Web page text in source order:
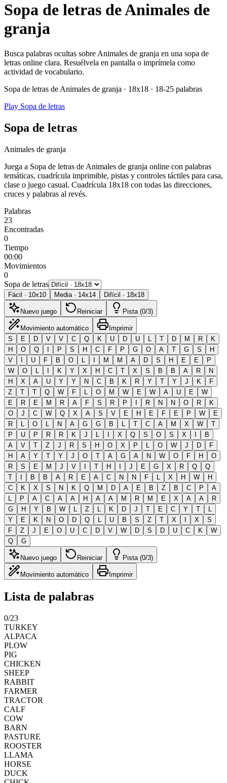
Sopa de letras de Animales de
granja
Busca palabras ocultas sobre Animales de granja en una sopa de
letras online clara. Resuélvela en pantalla o imprímela como
actividad de vocabulario.
Sopa de letras de Animales de granja · 18x18 · 18-25 palabras
Play Sopa de letras
Sopa de letras
Animales de granja
Juega a Sopa de letras de Animales de granja online con palabras
temáticas, cuadrícula imprimible, pistas y controles táctiles para casa,
clase o juego casual. Cuadrícula 18x18 con todas las direcciones,
cruces y palabras al revés.
Palabras
23
Encontradas
0
Tiempo
00:00
Movimientos
0
Sopa de letras
Fácil · 10x10 Media · 14x14 Difícil · 18x18
Nuevo juego Reiniciar Pista (0/3)
Movimiento automático
Imprimir
S
E D V V C Q K U D U L T D M R
K
H
O Q I P S H C F P G O A T G S
H
V
I U F B O L I M M A D S H E E
P
W
O L I K Y X H C T X S B B A R
N
H
X A U Y Y N C B K R Y T Y J K
F
Z
T T Q W F L O M W E W A U E
W
E
R E M R A F S R P I R N N O R
K
O
J C W Q X A S V E H E F E P W
E
R
L O L N A G G B L T C A M X W
T
P
U P R R K J L I X Q S O S X I
B
A
V T Z J R S H O X P L O W J D
F
H
A Y T Y J O T A G A N W O F H
O
R
S E M J V I T H I J E G X R Q
Q
T
I B B A R E A C N N F L X H W
H
C
K X S N K Q M D A E B Z B C P
A
L
P A C A A H A A M R M E X A A
R
G
H Y B W L Z L K D J T E C Y T
L
Y
E K N O D Q L U B S Z T X I X
S
F
Z J E O U C D V W D S D U C K
W
Q
G
Nuevo juego Reiniciar Pista (0/3)
Movimiento automático Imprimir
Lista de palabras
0/23
TURKEY
ALPACA
PLOW
PIG
CHICKEN
SHEEP
RABBIT
FARMER
TRACTOR
CALF
COW
BARN
PASTURE
ROOSTER
LLAMA
HORSE
DUCK